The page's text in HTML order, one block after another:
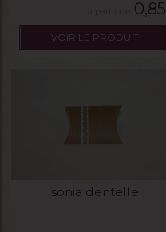
0,85
VOIR LE PRODUIT
sonia dentelle